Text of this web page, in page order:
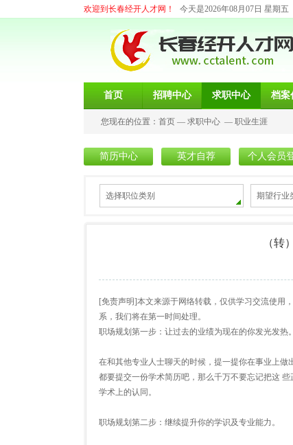
欢迎到长春经开人才网！ 今天是2026年08月07日 星期五
首页 招聘中心 求职中心 档案
您现在的位置： 首页 — 求职中心 — 职业生涯
简历中心 英才自荐 个人会员
选择职位类别 期望行业
（转
[免责声明]本文来源于网络转载，仅供学习交流使用
系，我们将在第一时间处理。
职场规划第一步：让过去的业绩为现在的你发光发热。
在和其他专业人士聊天的时候，提一提你在事业上
都要提交一份学术简历吧，那么千万不要忘记把这
学术上的认同。
职场规划第二步：继续提升你的学识及专业能力。